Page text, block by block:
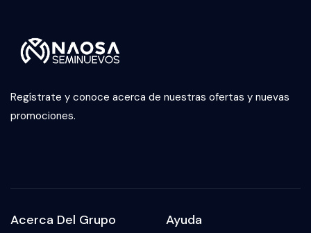
Regístrate y conoce acerca de nuestras ofertas y nuevas
promociones.
Acerca Del Grupo Ayuda